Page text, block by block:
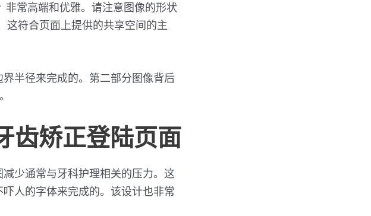
常高端和优雅。请注意图像的形状
符合页面上提供的共享空间的主
半径来完成的。第二部分图像背后
矫正登陆页面
少通常与牙科护理相关的压力。这
人的字体来完成的。该设计也非常